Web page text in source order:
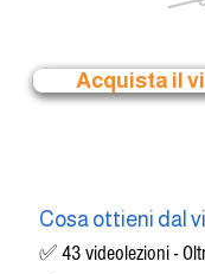
Acquista il
​Cosa ottieni dal
✅ 43 videolezioni